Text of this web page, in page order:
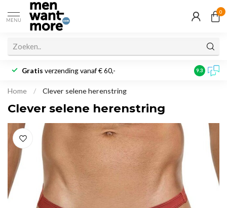
MENU
0
Gratis verzending vanaf € 60,- 9.3
Home / Clever selene herenstring
Clever selene herenstring